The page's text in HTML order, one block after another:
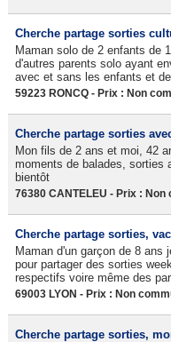
Cherche partage sorties
Maman solo de 2 enfants de
d'autres parents solo ayant
avec et sans les enfants et
59223 RONCQ - Prix : Non
Cherche partage sorties
Mon fils de 2 ans et moi, 42
moments de balades, sorties
bientôt
76380 CANTELEU - Prix :
Cherche partage sorties,
Maman d'un garçon de 8 ans
pour partager des sorties
respectifs voire même des
69003 LYON - Prix : Non
Cherche partage sorties,